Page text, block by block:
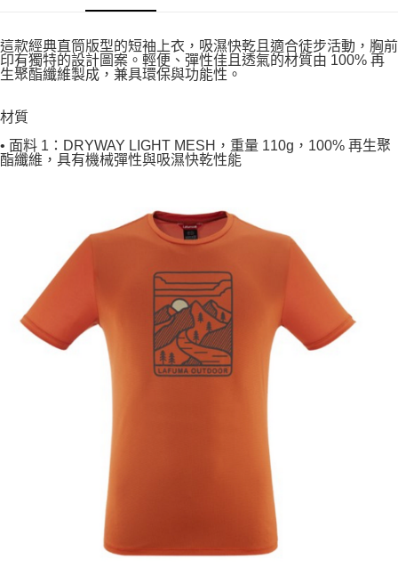
這款經典直筒版型的短袖上衣，吸濕快乾且適合徒步活動，胸前
印有獨特的設計圖案。輕便、彈性佳且透氣的材質由 100% 再
生聚酯纖維製成，兼具環保與功能性。
材質
• 面料 1：DRYWAY LIGHT MESH，重量 110g，100% 再生聚
酯纖維，具有機械彈性與吸濕快乾性能